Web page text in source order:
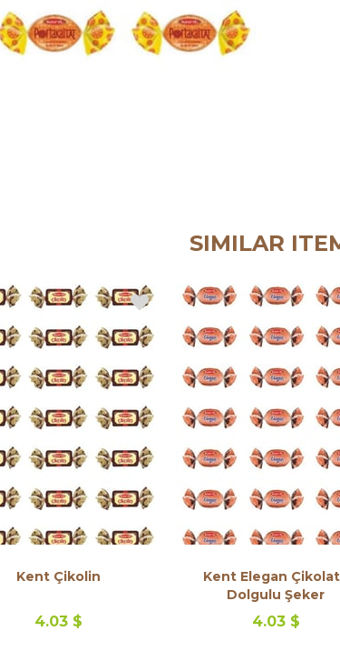
SIMILAR
Kent Çikolin
4.03 $
Kent Elegan
Dolgulu Şeker
4.03 $